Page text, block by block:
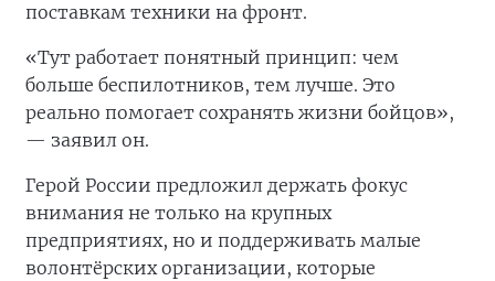
поставкам техники на фронт.
«Тут работает понятный принцип: чем
больше беспилотников, тем лучше. Это
реально помогает сохранять жизни бойцов»,
— заявил он.
Герой России предложил держать фокус
внимания не только на крупных
предприятиях, но и поддерживать малые
волонтёрских организации, которые